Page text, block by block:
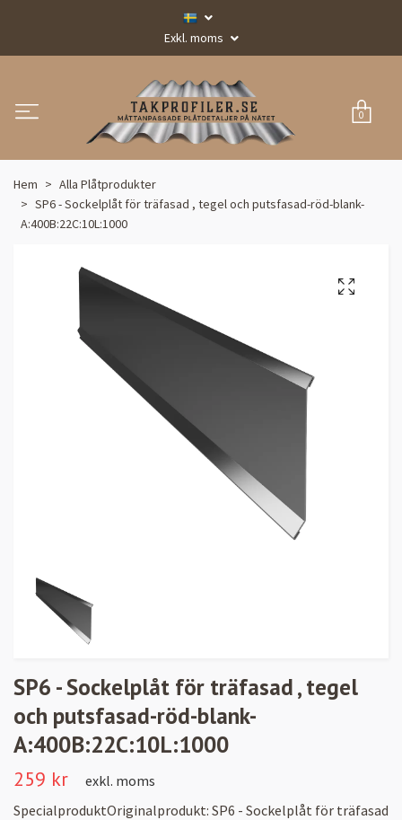
Exkl. moms
0
Hem
Alla Plåtprodukter
SP6 - Sockelplåt för träfasad , tegel och putsfasad-röd-blank-
A:400B:22C:10L:1000
SP6 - Sockelplåt för träfasad , tegel
och putsfasad-röd-blank-
A:400B:22C:10L:1000
259 kr
exkl. moms
SpecialproduktOriginalprodukt: SP6 - Sockelplåt för träfasad